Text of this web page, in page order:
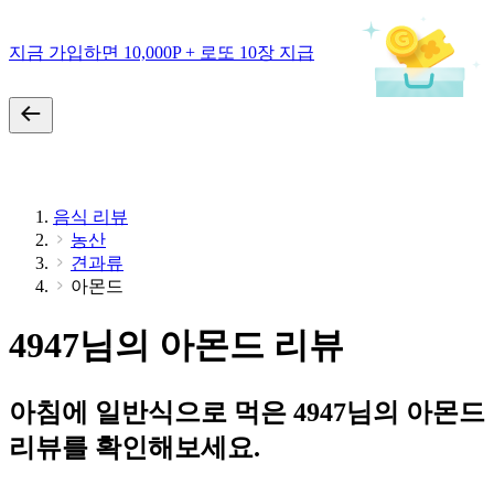
지금 가입하면 10,000P + 로또 10장 지급
음식 리뷰
농산
견과류
아몬드
4947님의 아몬드 리뷰
아침에 일반식으로 먹은 4947님의 아몬드
리뷰를 확인해보세요.